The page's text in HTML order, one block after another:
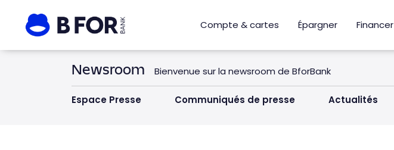
Compte & cartes Épargner Financer
Newsroom Bienvenue sur la newsroom de BforBank
Espace Presse Communiqués de presse Actualités